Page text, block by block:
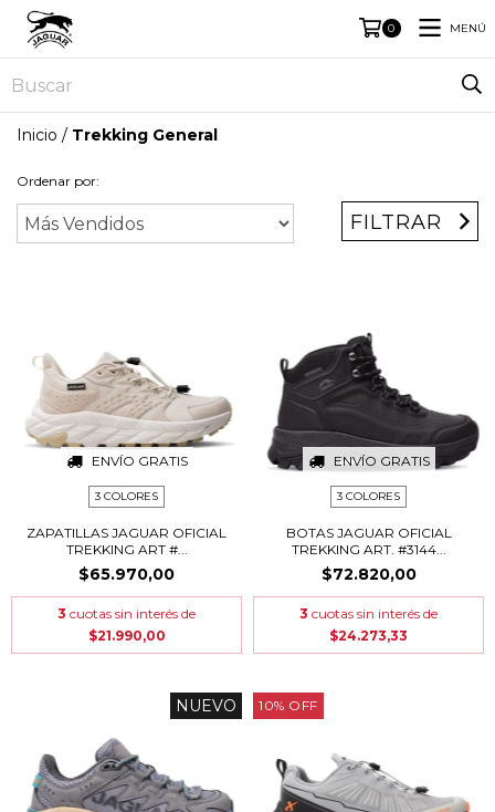
0 MENÚ
Inicio / Trekking General
Ordenar por:
FILTRAR
ENVÍO GRATIS
3 COLORES
ZAPATILLAS JAGUAR OFICIAL
TREKKING ART #...
$65.970,00
3 cuotas sin interés de
$21.990,00
ENVÍO GRATIS
3 COLORES
BOTAS JAGUAR OFICIAL
TREKKING ART. #3144...
$72.820,00
3 cuotas sin interés de
$24.273,33
NUEVO 10% OFF